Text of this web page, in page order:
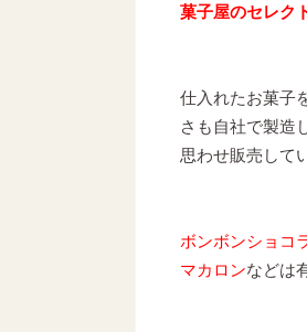
菓子屋のセレク
仕入れたお菓子
さも自社で製造
思わせ販売して
ボンボンショコ
マカロンなどは